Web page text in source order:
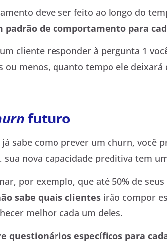
deve ser feito ao longo do
de comportamento para
cliente responder à pergunta 1
ou menos, quanto tempo ele deixará
futuro
já sabe como prever um churn, você
sua nova capacidade preditiva tem
por exemplo, que até 50% de
sabe quais clientes irão compor
melhor cada um deles.
questionários específicos para